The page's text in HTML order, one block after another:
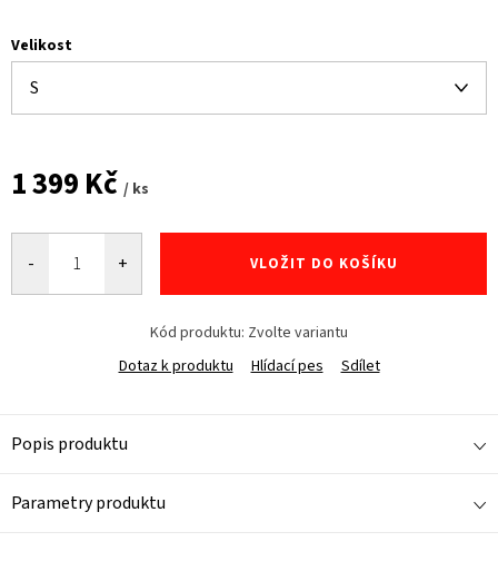
Velikost
1 399 Kč / ks
cena:
VLOŽIT DO KOŠÍKU
Kód produktu: Zvolte variantu
Dotaz k produktu
Hlídací pes Sdílet
Popis produktu
Parametry produktu